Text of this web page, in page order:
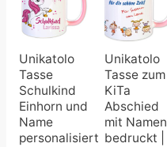
Unikatolo
Tasse
Schulkind
Einhorn und
Name
personalisiert
Unikatolo
Tasse zum
KiTa
Abschied
mit Namen
bedruckt |